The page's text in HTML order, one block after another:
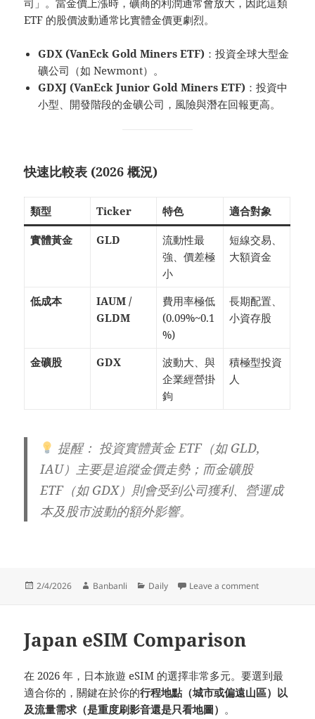
ETF 的股價波動通常比實體金價更劇烈。
GDX (VanEck Gold Miners ETF) ：投資全球大型金
礦公司（如 Newmont）。
GDXJ (VanEck Junior Gold Miners ETF) ：投資中
小型、開發階段的金礦公司，風險與潛在回報更高。
快速比較表 (2026 概況)
類型 Ticker 特色 適合對象
實體黃金 GLD
流動性最
強、價差極
小
短線交易、
大額資金
低成本
IAUM /
GLDM
費用率極低
(0.09%~0.1
%)
長期配置、
小資存股
金礦股 GDX
波動大、與
企業經營掛
鉤
積極型投資
人
提醒： 投資實體黃金 ETF（如 GLD,
IAU）主要是追蹤金價走勢；而金礦股
ETF（如 GDX）則會受到公司獲利、營運成
本及股市波動的額外影響。
Posted
2/4/2026 Author
Banbanli Categories
Daily Leave a commenton 黃金 ETF
Japan eSIM Comparison
在 2026 年，日本旅遊 eSIM 的選擇非常多元。要選到最
適合你的，關鍵在於你的行程地點（城市或偏遠山區）以
及流量需求（是重度刷影音還是只看地圖） 。